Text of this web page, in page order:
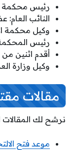
رئيس محكمة
النائب العام:
وكيل محكمة
رئيس
أقدم اثنين
وكيل وزارة
مقالات
نرشح لك المقالات
موعد فتح